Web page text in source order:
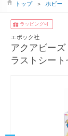
トップ ＞ ホビー
ラッピング可
エポック社
アクアビー
ラストシート